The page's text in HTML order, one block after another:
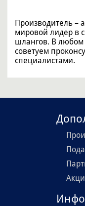
Производитель –
мировой лидер в
шлангов. В любом
советуем
специалистами.